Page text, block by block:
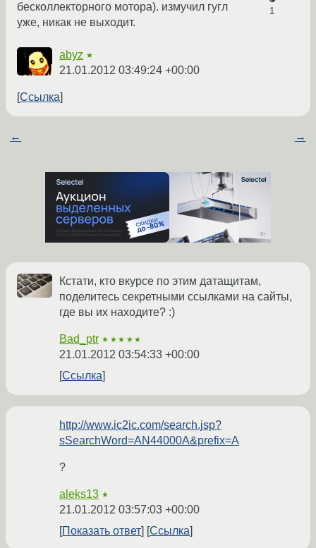
1
бесколлекторного мотора). измучил гугл
уже, никак не выходит.
abyz ★
21.01.2012 03:49:24 +00:00
Ссылка
← →
Кстати, кто вкурсе по этим датащитам,
поделитесь секретными ссылками на сайты,
где вы их находите? :)
Bad_ptr ★★★★★
21.01.2012 03:54:33 +00:00
Ссылка
http://www.ic2ic.com/search.jsp?
sSearchWord=AN44000A&prefix=A
?
aleks13 ★
21.01.2012 03:57:03 +00:00
Показать ответ
Ссылка